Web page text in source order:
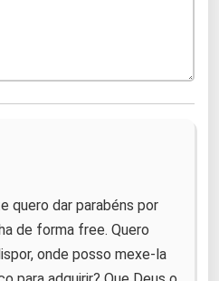
quero dar parabéns por
de forma free. Quero
onde posso mexe-la